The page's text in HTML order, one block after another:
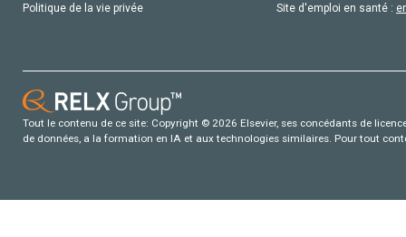
Politique de la vie privée
Site d'emploi en santé :
Tout le contenu de ce site: Copyright © 2026 Elsevier, ses concédants de
de données, a la formation en IA et aux technologies similaires. Pour tout